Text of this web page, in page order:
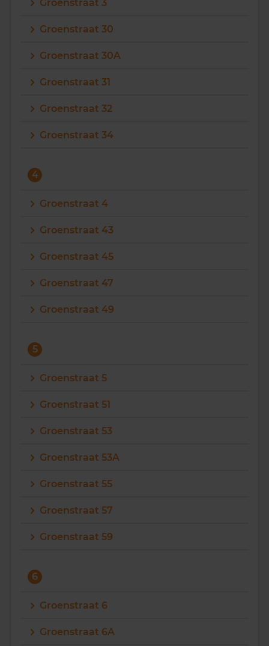
Groenstraat 3
Groenstraat 30
Groenstraat 30A
Groenstraat 31
Groenstraat 32
Groenstraat 34
4
Groenstraat 4
Groenstraat 43
Groenstraat 45
Groenstraat 47
Groenstraat 49
5
Groenstraat 5
Groenstraat 51
Groenstraat 53
Groenstraat 53A
Groenstraat 55
Groenstraat 57
Groenstraat 59
6
Groenstraat 6
Groenstraat 6A